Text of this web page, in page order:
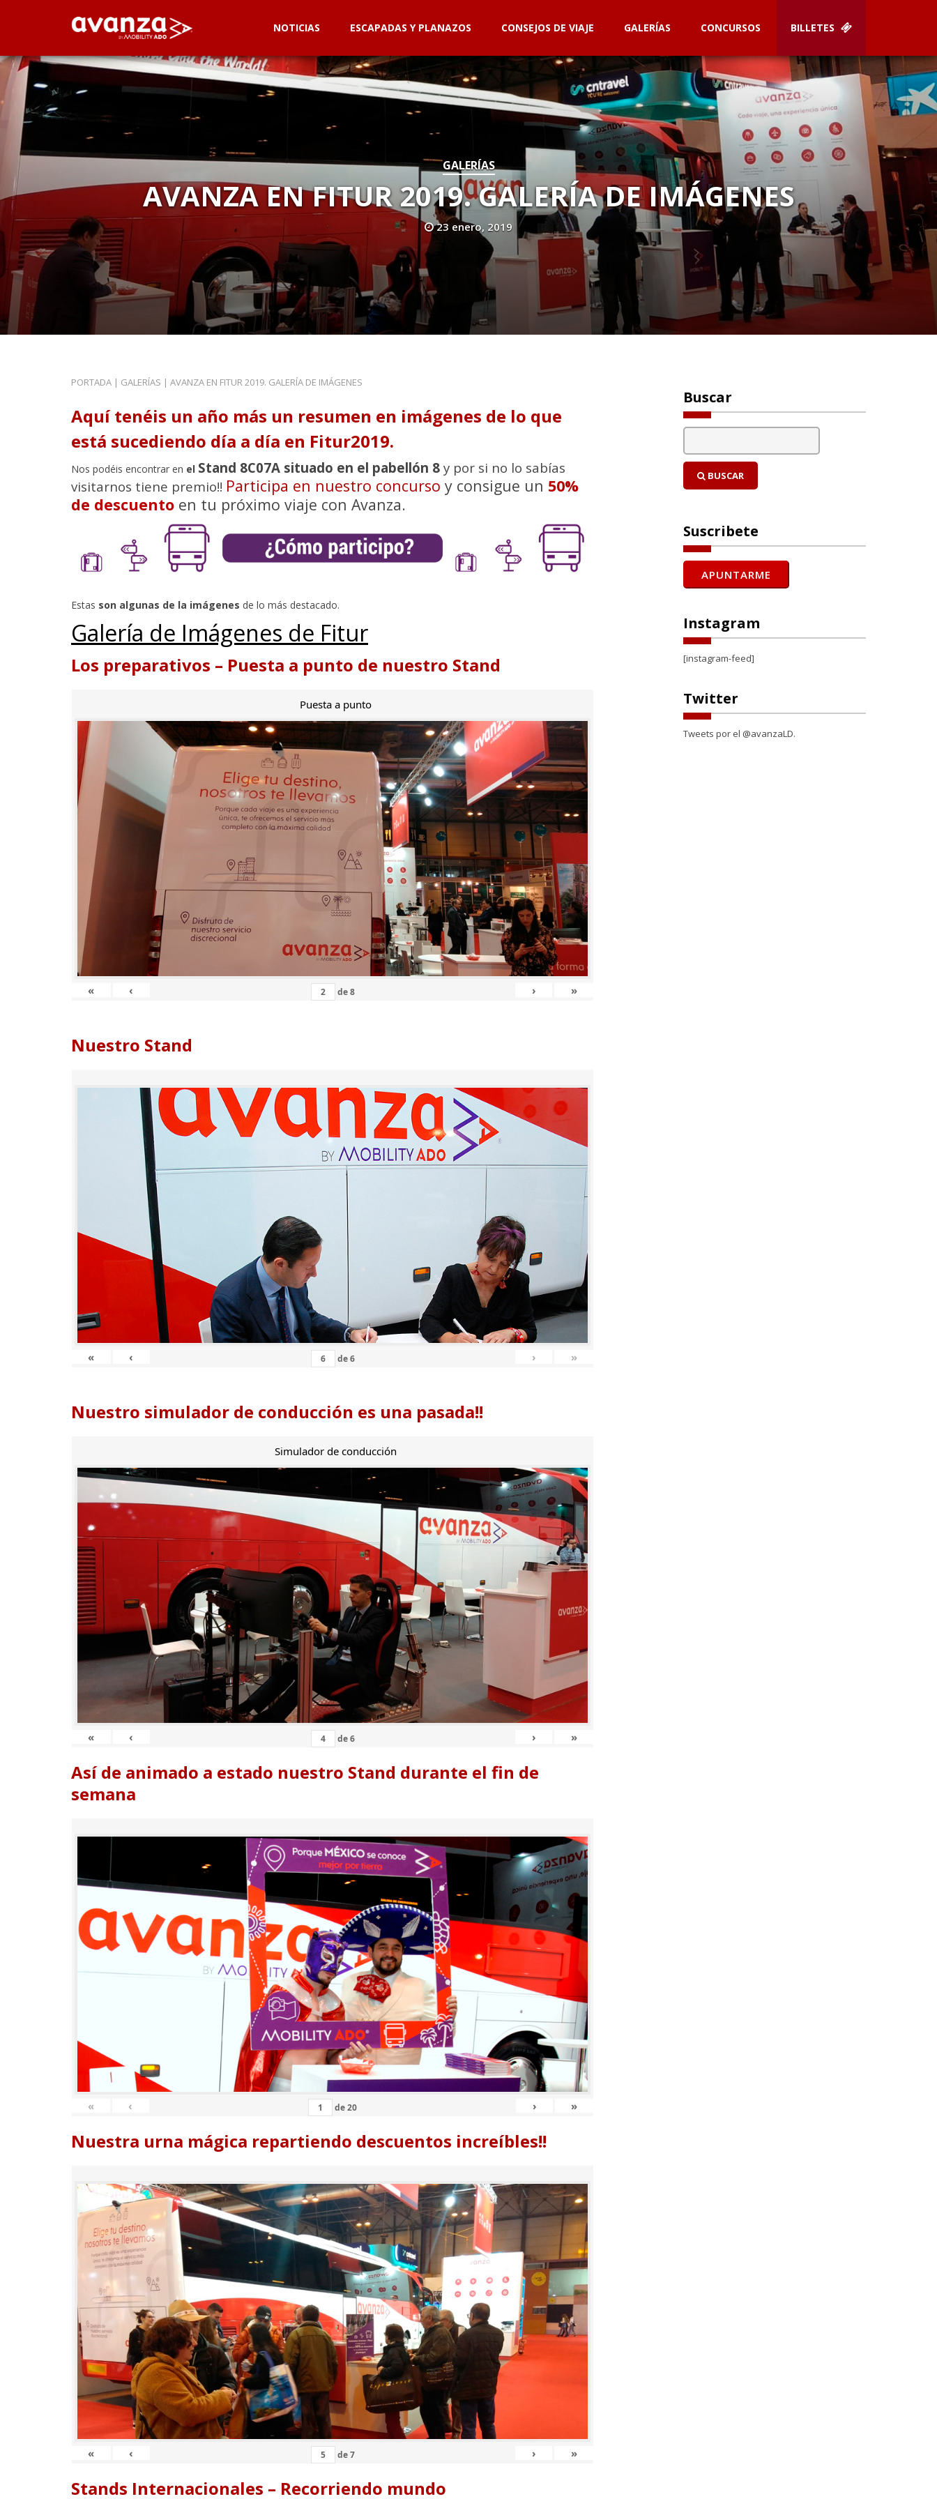
NOTICIAS ESCAPADAS Y PLANAZOS CONSEJOS DE VIAJE GALERÍAS CONCURSOS BILLETES
GALERÍAS
AVANZA EN FITUR 2019. GALERÍA DE IMÁGENES
23 enero, 2019
PORTADA | GALERÍAS | AVANZA EN FITUR 2019. GALERÍA DE IMÁGENES
Aquí tenéis un año más un resumen en imágenes de lo que
está sucediendo día a día en Fitur2019.
Nos podéis encontrar en el Stand 8C07A situado en el pabellón 8 y por si no lo sabías
visitarnos tiene premio!! Participa en nuestro concurso y consigue un 50%
de descuento en tu próximo viaje con Avanza.
Estas son algunas de la imágenes de lo más destacado.
Galería de Imágenes de Fitur
Los preparativos – Puesta a punto de nuestro Stand
Puesta a punto
« ‹ de8 › »
Nuestro Stand
« ‹ de6 › »
Nuestro simulador de conducción es una pasada!!
Simulador de conducción
« ‹ de6 › »
Así de animado a estado nuestro Stand durante el fin de
semana
« ‹ de20 › »
Nuestra urna mágica repartiendo descuentos increíbles!!
« ‹ de7 › »
Stands Internacionales – Recorriendo mundo
Buscar
BUSCAR
Suscribete
Instagram
[instagram-feed]
Twitter
Tweets por el @avanzaLD.